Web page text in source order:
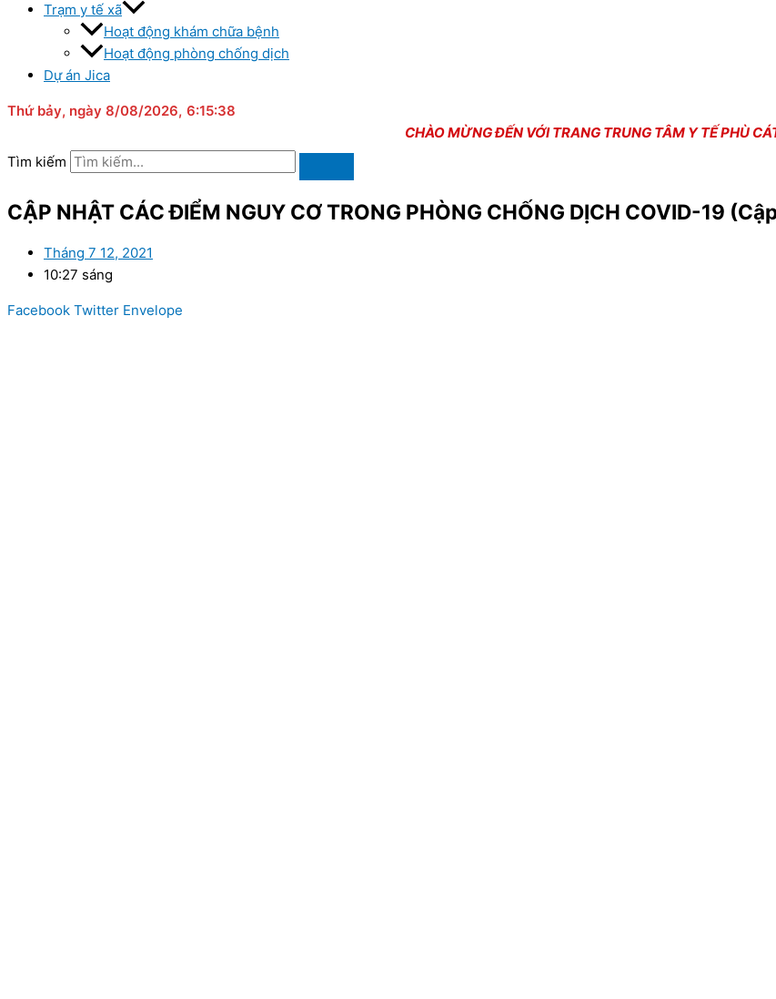
Trạm y tế xã
Hoạt động khám chữa bệnh
Hoạt động phòng chống dịch
Dự án Jica
Thứ bảy, ngày 8/08/2026, 6:15:39
CHÀO MỪNG ĐẾN VỚI TRANG TRUNG TÂM Y TẾ PHÙ CÁT
Tìm kiếm
CẬP NHẬT CÁC ĐIỂM NGUY CƠ TRONG PHÒNG CHỐNG DỊCH COVID-19
Tháng 7 12, 2021
10:27 sáng
Facebook Twitter Envelope